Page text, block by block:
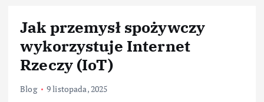
Jak przemysł spożywczy
wykorzystuje Internet
Rzeczy (IoT)
Blog 9 listopada, 2025